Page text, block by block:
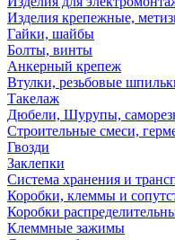
Изделия крепежные,
Гайки, шайбы
Болты, винты
Анкерный крепеж
Втулки, резьбовые
Такелаж
Дюбели, Шурупы,
Строительные смеси,
Гвозди
Заклепки
Система хранения и
Коробки, клеммы и
Коробки
Клеммные зажимы